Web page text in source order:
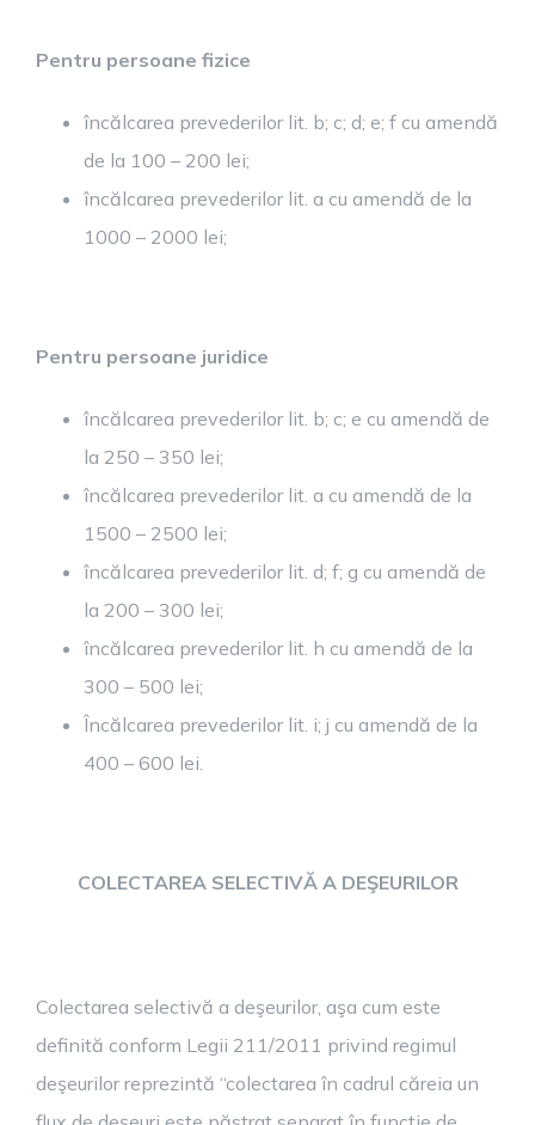
Pentru persoane fizice
încălcarea prevederilor lit. b; c; d; e; f cu amendă
de la 100 – 200 lei;
încălcarea prevederilor lit. a cu amendă de la
1000 – 2000 lei;
Pentru persoane juridice
încălcarea prevederilor lit. b; c; e cu amendă de
la 250 – 350 lei;
încălcarea prevederilor lit. a cu amendă de la
1500 – 2500 lei;
încălcarea prevederilor lit. d; f; g cu amendă de
la 200 – 300 lei;
încălcarea prevederilor lit. h cu amendă de la
300 – 500 lei;
Încălcarea prevederilor lit. i; j cu amendă de la
400 – 600 lei.
COLECTAREA SELECTIVĂ A DEŞEURILOR
Colectarea selectivă a deşeurilor, aşa cum este
definită conform Legii 211/2011 privind regimul
deşeurilor reprezintă “colectarea în cadrul căreia un